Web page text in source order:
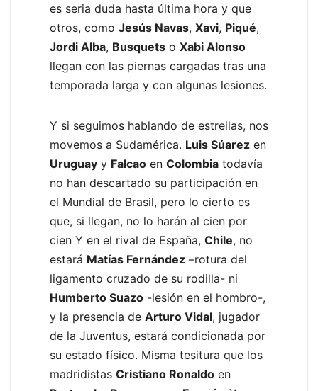
es seria duda hasta última hora y que
otros, como Jesús Navas, Xavi, Piqué,
Jordi Alba, Busquets o Xabi Alonso
llegan con las piernas cargadas tras una
temporada larga y con algunas lesiones.
Y si seguimos hablando de estrellas, nos
movemos a Sudamérica. Luis Súarez en
Uruguay y Falcao en Colombia todavía
no han descartado su participación en
el Mundial de Brasil, pero lo cierto es
que, si llegan, no lo harán al cien por
cien Y en el rival de España, Chile, no
estará Matías Fernández –rotura del
ligamento cruzado de su rodilla- ni
Humberto Suazo -lesión en el hombro-,
y la presencia de Arturo Vidal, jugador
de la Juventus, estará condicionada por
su estado físico. Misma tesitura que los
madridistas Cristiano Ronaldo en